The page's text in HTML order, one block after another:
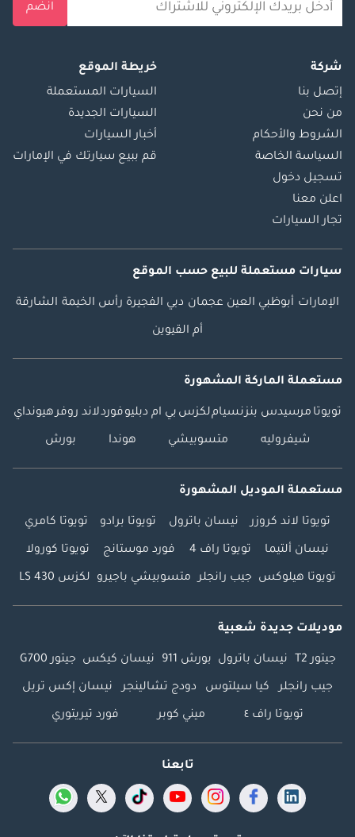
انضم
شركة
إتصل بنا
من نحن
الشروط والأحكام
السياسة الخاصة
تسجيل دخول
اعلن معنا
تجار السيارات
خريطة الموقع
السيارات المستعملة
السيارات الجديدة
أخبار السيارات
قم ببيع سيارتك في الإمارات
سيارات مستعملة للبيع حسب الموقع
الإمارات أبوظبي العين عجمان دبي الفجيرة رأس الخيمة الشارقة
أم القيوين
مستعملة الماركة المشهورة
تويوتا مرسيدس بنزنسياملكزس بي ام دبليوفوردلاند روفرهيونداي
شيفروليه متسوبيشي هوندا بورش
مستعملة الموديل المشهورة
تويوتا لاند كروزر نيسان باترول تويوتا برادو تويوتا كامري
نيسان ألتيما تويوتا راف 4 فورد موستانج تويوتا كورولا
تويوتا هيلوكس جيب رانجلر متسوبيشي باجيرو لكزس LS 430
موديلات جديدة شعبية
جيتور T2 نيسان باترول بورش 911 نيسان كيكس جيتور G700
جيب رانجلر كيا سيلتوس دودج تشالينجر نيسان إكس تريل
تويوتا راف ٤ ميني كوبر فورد تيريتوري
تابعنا